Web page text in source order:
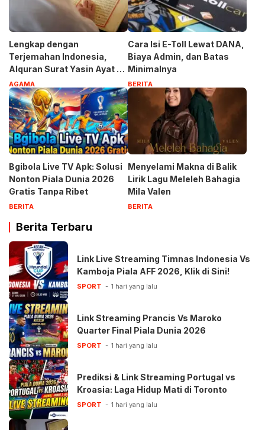
Lengkap dengan
Terjemahan Indonesia,
Alquran Surat Yasin Ayat 1-
83
AGAMA
Cara Isi E-Toll Lewat DANA,
Biaya Admin, dan Batas
Minimalnya
BERITA
Bgibola Live TV Apk: Solusi
Nonton Piala Dunia 2026
Gratis Tanpa Ribet
BERITA
Menyelami Makna di Balik
Lirik Lagu Meleleh Bahagia
Mila Valen
BERITA
Berita Terbaru
Link Live Streaming Timnas Indonesia Vs
Kamboja Piala AFF 2026, Klik di Sini!
SPORT 1 hari yang lalu
Link Streaming Prancis Vs Maroko
Quarter Final Piala Dunia 2026
SPORT 1 hari yang lalu
Prediksi & Link Streaming Portugal vs
Kroasia: Laga Hidup Mati di Toronto
SPORT 1 hari yang lalu